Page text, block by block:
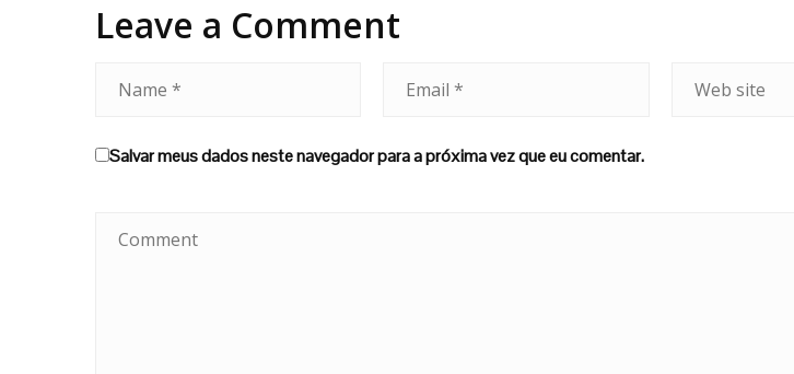
Leave a Comment
Salvar meus dados neste navegador para a próxima vez que eu comentar.